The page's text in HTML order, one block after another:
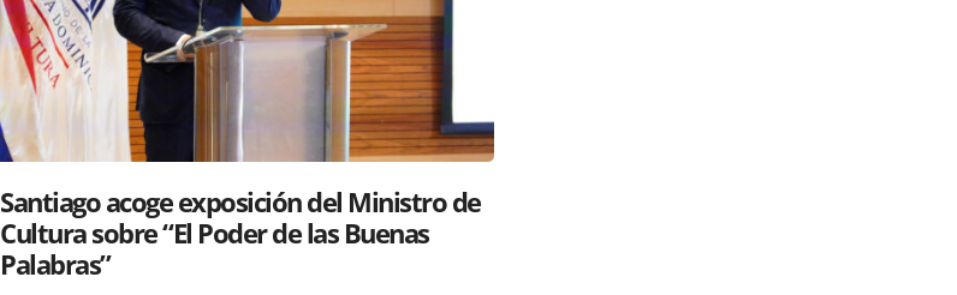
RD y Perú colaboran para proyectar su
gastronomía a nivel global